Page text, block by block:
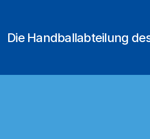
Die Handballabteilung